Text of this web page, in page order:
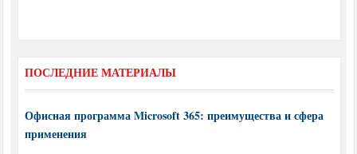
ПОСЛЕДНИЕ МАТЕРИАЛЫ
Офисная программа Microsoft 365: преимущества и сфера
применения